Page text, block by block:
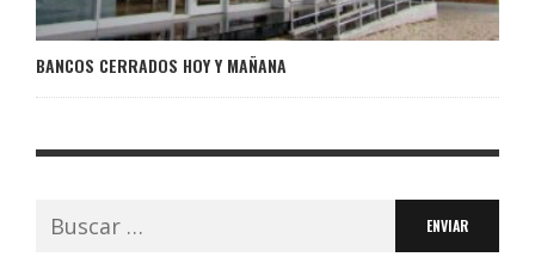
BANCOS CERRADOS HOY Y MAÑANA
Buscar: